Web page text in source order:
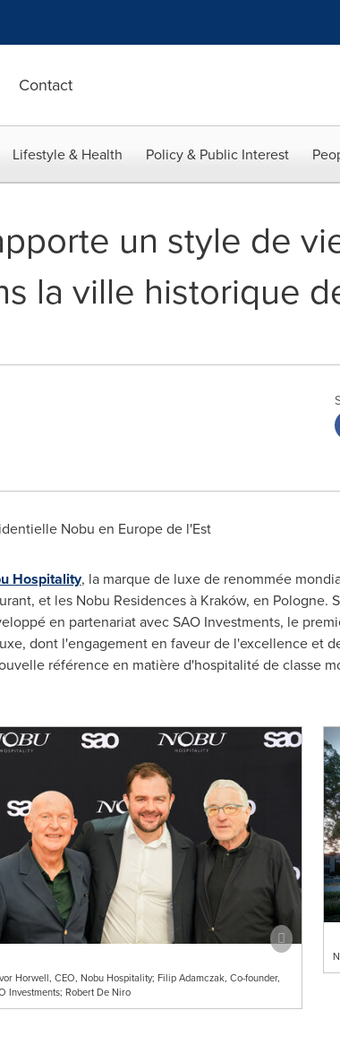
Contact
Lifestyle & Health Policy & Public Interest
un style de
la ville historique
Nobu en Europede l'Est
Hospitality, la marque de luxe de renommée
et les Nobu Residences à Kraków, en Pologne.
en partenariat avec SAO Investments, le
dont l'engagement en faveur de l'excellence et
référence en matière d'hospitalité de classe
Horwell, CEO, Nobu Hospitality; Filip Adamczak, Co-founder,
Investments; Robert De Niro